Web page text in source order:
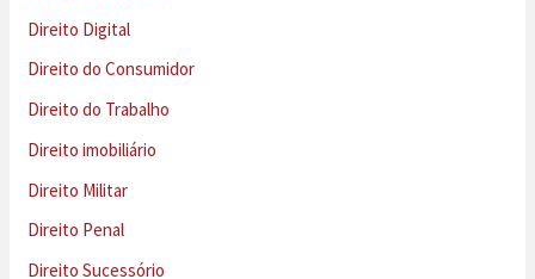
Direito Digital
Direito do Consumidor
Direito do Trabalho
Direito imobiliário
Direito Militar
Direito Penal
Direito Sucessório